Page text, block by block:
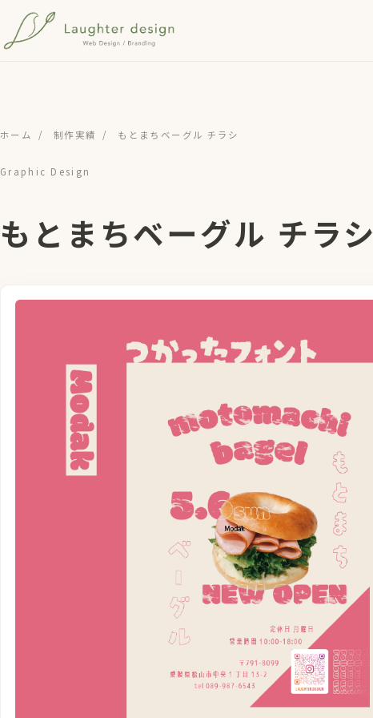
メインコンテンツへスキップ
ホーム / 制作実績 / もとまちベーグル チラシ
Graphic Design
もとまちベーグル チラシ